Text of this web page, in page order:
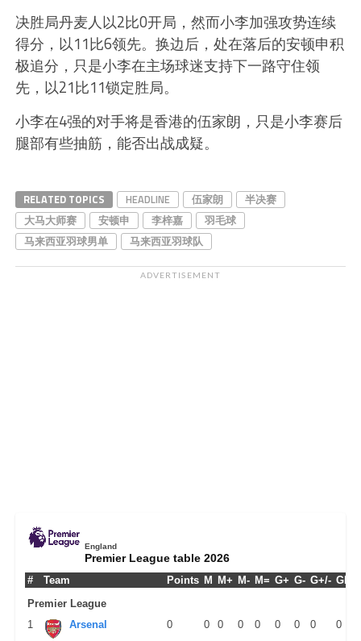
决胜局丹麦人以2比0开局，然而小李加强攻势连续
得分，以11比6领先。换边后，处在落后的安顿申积
极追分，只是小李在主场球迷支持下一路守住领
先，以21比11锁定胜局。
小李在4强的对手将是香港的伍家朗，只是小李赛后
腿部有些抽筋，能否出战成疑。
RELATED TOPICS HEADLINE 伍家朗
半决赛
大马大师赛
安顿申 李梓嘉
羽毛球
马来西亚羽球男单
马来西亚羽球队
ADVERTISEMENT
England
Premier League table 2026
# Team Points M M+ M- M= G+ G- G+/- GPM
Premier League
1
Arsenal 0 0 0 0 0 0 0 0 0